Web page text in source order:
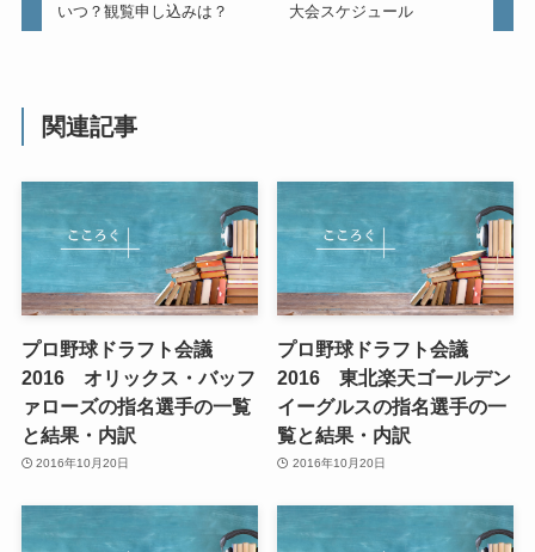
いつ？観覧申し込みは？
大会スケジュール
関連記事
プロ野球ドラフト会議
2016 オリックス・バッフ
ァローズの指名選手の一覧
と結果・内訳
2016年10月20日
プロ野球ドラフト会議
2016 東北楽天ゴールデン
イーグルスの指名選手の一
覧と結果・内訳
2016年10月20日